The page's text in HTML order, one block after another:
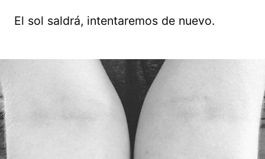
El sol saldrá, intentaremos de nuevo.